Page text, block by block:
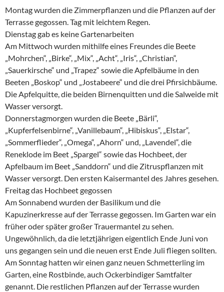
Montag wurden die Zimmerpflanzen und die Pflanzen auf der
Terrasse gegossen. Tag mit leichtem Regen.
Dienstag gab es keine Gartenarbeiten
Am Mittwoch wurden mithilfe eines Freundes die Beete
„Mohrchen“, „Birke“, „Mix“, „Acht“, „Iris“, „Christian“,
„Sauerkirsche“ und „Trapez“ sowie die Apfelbäume in den
Beeten „Boskop“ und „Jostabeere“ und die drei Pfirsichbäume.
Die Apfelquitte, die beiden Birnenquitten und die Salweide mit
Wasser versorgt.
Donnerstagmorgen wurden die Beete „Bärli“,
„Kupferfelsenbirne“, „Vanillebaum“, „Hibiskus“, „Elstar“,
„Sommerflieder“, „Omega“, „Ahorn“ und, „Lavendel“, die
Reneklode im Beet „Spargel“ sowie das Hochbeet, der
Apfelbaum im Beet „Sanddorn“ und die Zitruspflanzen mit
Wasser versorgt. Den ersten Kaisermantel des Jahres gesehen.
Freitag das Hochbeet gegossen
Am Sonnabend wurden der Basilikum und die
Kapuzinerkresse auf der Terrasse gegossen. Im Garten war ein
früher oder später großer Trauermantel zu sehen.
Ungewöhnlich, da die letztjährigen eigentlich Ende Juni von
uns gegangen sein und die neuen erst Ende Juli fliegen sollten.
Am Sonntag hatten wir einen ganz neuen Schmetterling im
Garten, eine Rostbinde, auch Ockerbindiger Samtfalter
genannt. Die restlichen Pflanzen auf der Terrasse wurden